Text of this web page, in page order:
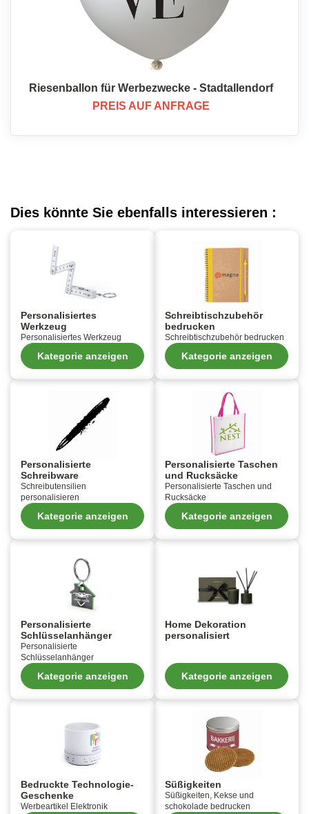
Riesenballon für Werbezwecke - Stadtallendorf
PREIS AUF ANFRAGE
Dies könnte Sie ebenfalls interessieren :
Personalisiertes
Werkzeug
Personalisiertes Werkzeug
Kategorie anzeigen
Schreibtischzubehör
bedrucken
Schreibtischzubehör bedrucken
Kategorie anzeigen
Personalisierte
Schreibware
Schreibutensilien
personalisieren
Kategorie anzeigen
Personalisierte Taschen
und Rucksäcke
Personalisierte Taschen und
Rucksäcke
Kategorie anzeigen
Personalisierte
Schlüsselanhänger
Personalisierte
Schlüsselanhänger
Kategorie anzeigen
Home Dekoration
personalisiert
Kategorie anzeigen
Bedruckte Technologie-
Geschenke
Werbeartikel Elektronik
Süßigkeiten
Süßigkeiten, Kekse und
schokolade bedrucken